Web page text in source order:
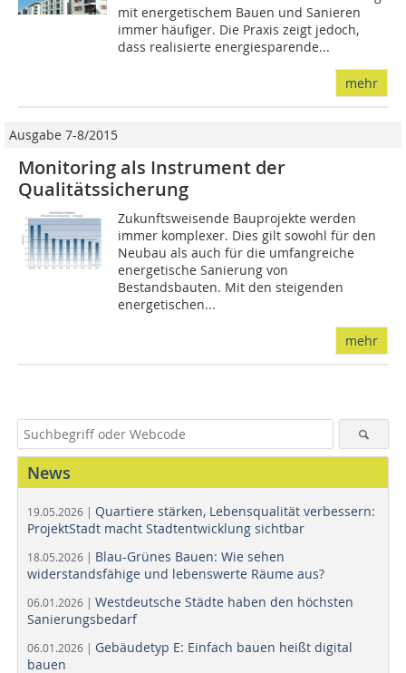
mit energetischem Bauen und Sanieren
immer häufiger. Die Praxis zeigt jedoch,
dass realisierte energiesparende...
mehr
Ausgabe 7-8/2015
Monitoring als Instrument der
Qualitätssicherung
Zukunftsweisende Bauprojekte werden
immer komplexer. Dies gilt sowohl für den
Neubau als auch für die umfangreiche
energetische Sanierung von
Bestandsbauten. Mit den steigenden
energetischen...
mehr
News
19.05.2026 | Quartiere stärken, Lebensqualität verbessern:
ProjektStadt macht Stadtentwicklung sichtbar
18.05.2026 | Blau-Grünes Bauen: Wie sehen
widerstandsfähige und lebenswerte Räume aus?
06.01.2026 | Westdeutsche Städte haben den höchsten
Sanierungsbedarf
06.01.2026 | Gebäudetyp E: Einfach bauen heißt digital
bauen